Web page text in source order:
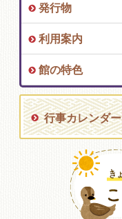
発行物
利用案内
館の特色
行事カレンダー